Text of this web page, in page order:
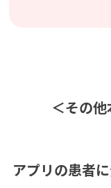
＜その
アプリの患者